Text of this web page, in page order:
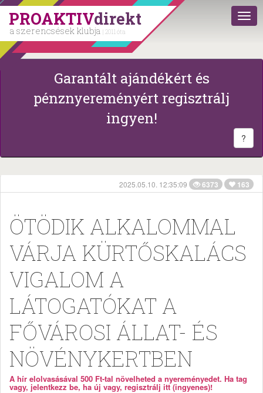
PROAKTIVdirekt
a szerencsések klubja | 2011 óta
Garantált ajándékért és
pénznyereményért regisztrálj
ingyen!
?
2025.05.10. 12:35:09 6373 163
ÖTÖDIK ALKALOMMAL
VÁRJA KÜRTŐSKALÁCS
VIGALOM A
LÁTOGATÓKAT A
FŐVÁROSI ÁLLAT- ÉS
NÖVÉNYKERTBEN
A hír elolvasásával 500 Ft-tal növelheted a nyereményedet. Ha tag
vagy, jelentkezz be, ha új vagy, regisztrálj itt (ingyenes)!